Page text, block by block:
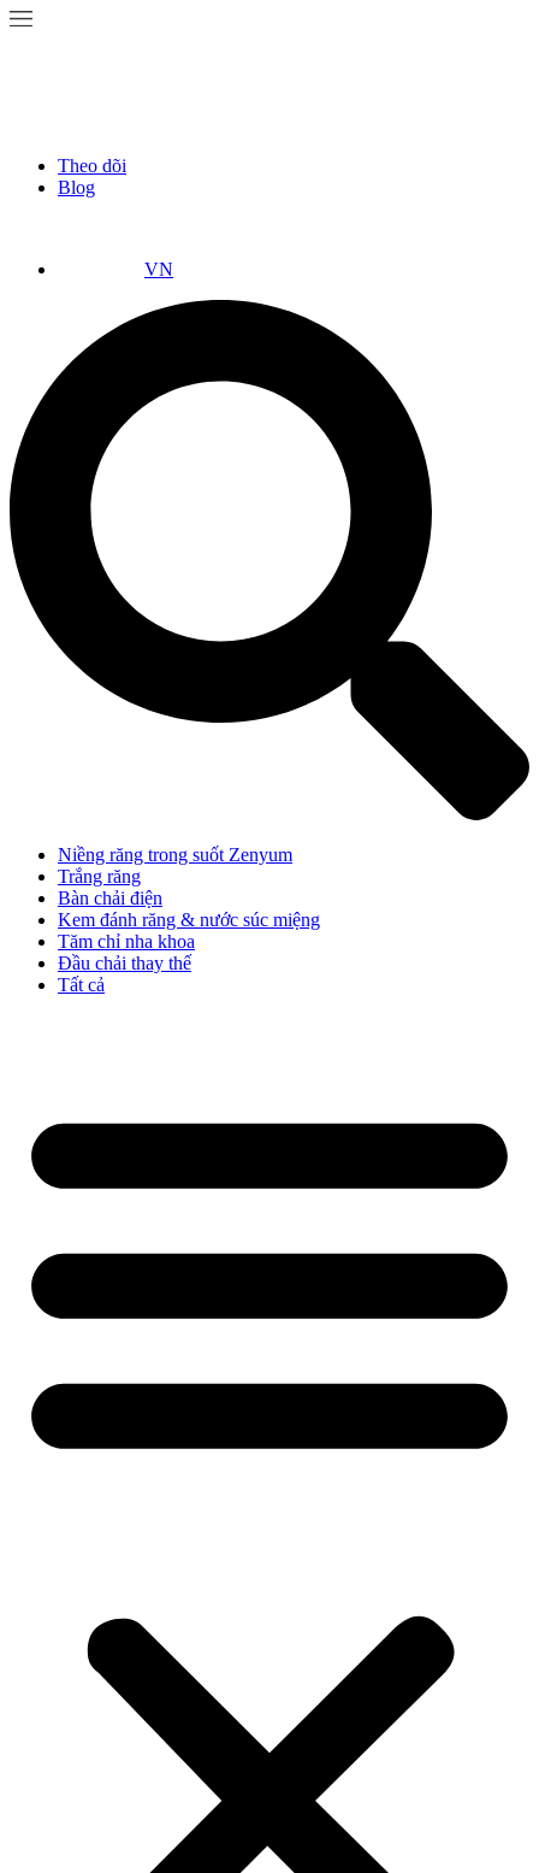
Theo dõi
Blog
VN
Niềng răng trong suốt Zenyum
Trắng răng
Bàn chải điện
Kem đánh răng & nước súc miệng
Tăm chỉ nha khoa
Đầu chải thay thế
Tất cả